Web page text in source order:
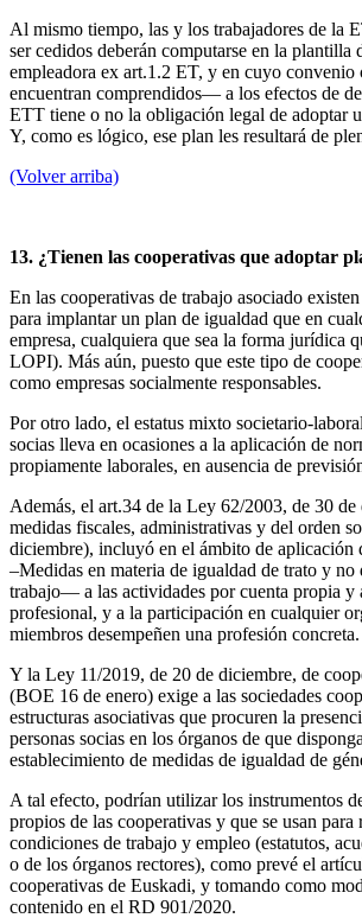
Al mismo tiempo, las y los trabajadores de la
ser cedidos deberán computarse en la plantilla
empleadora ex art.1.2 ET, y en cuyo convenio
encuentran comprendidos— a los efectos de
ETT tiene o no la obligación legal de adoptar
Y, como es lógico, ese plan les resultará de
(Volver arriba)
13. ¿Tienen las cooperativas que adoptar
En las cooperativas de trabajo asociado
para implantar un plan de igualdad que en
empresa, cualquiera que sea la forma jurídica
LOPI). Más aún, puesto que este tipo de
como empresas socialmente responsables.
Por otro lado, el estatus mixto societario-
socias lleva en ocasiones a la aplicación de
propiamente laborales, en ausencia de
Además, el art.34 de la Ley 62/2003, de 30 de
medidas fiscales, administrativas y del orden
diciembre), incluyó en el ámbito de aplicación
–Medidas en materia de igualdad de trato y
trabajo— a las actividades por cuenta propia y
profesional, y a la participación en cualquier
miembros desempeñen una profesión concreta.
Y la Ley 11/2019, de 20 de diciembre, de
(BOE 16 de enero) exige a las sociedades
estructuras asociativas que procuren la
personas socias en los órganos de que
establecimiento de medidas de igualdad de
A tal efecto, podrían utilizar los instrumentos
propios de las cooperativas y que se usan para
condiciones de trabajo y empleo (estatutos,
o de los órganos rectores), como prevé el
cooperativas de Euskadi, y tomando como
contenido en el RD 901/2020.